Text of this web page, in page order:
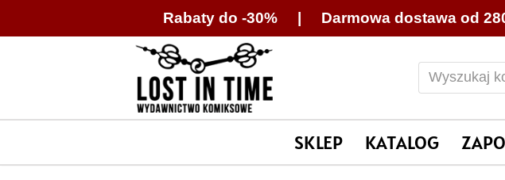
Rabaty do -30% | Darmowa dostawa od
SKLEP KATALOG